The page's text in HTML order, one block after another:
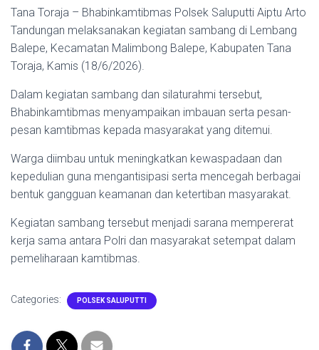
Tana Toraja – Bhabinkamtibmas Polsek Saluputti Aiptu Arto
Tandungan melaksanakan kegiatan sambang di Lembang
Balepe, Kecamatan Malimbong Balepe, Kabupaten Tana
Toraja, Kamis (18/6/2026).
Dalam kegiatan sambang dan silaturahmi tersebut,
Bhabinkamtibmas menyampaikan imbauan serta pesan-
pesan kamtibmas kepada masyarakat yang ditemui.
Warga diimbau untuk meningkatkan kewaspadaan dan
kepedulian guna mengantisipasi serta mencegah berbagai
bentuk gangguan keamanan dan ketertiban masyarakat.
Kegiatan sambang tersebut menjadi sarana mempererat
kerja sama antara Polri dan masyarakat setempat dalam
pemeliharaan kamtibmas.
Categories: POLSEK SALUPUTTI